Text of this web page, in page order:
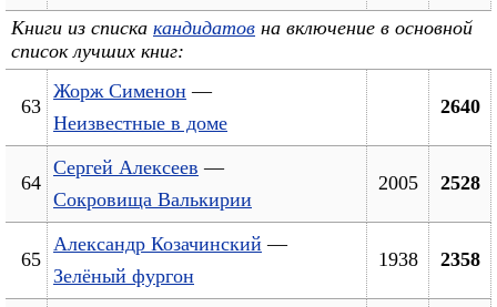
Книги из списка кандидатов на включение в основной
список лучших книг:
63
Жорж Сименон —
Неизвестные в доме
2640
64
Сергей Алексеев —
Сокровища Валькирии
2005 2528
65
Александр Козачинский —
Зелёный фургон
1938 2358